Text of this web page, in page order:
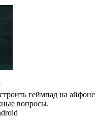
геймпад на айфоне
вопросы.